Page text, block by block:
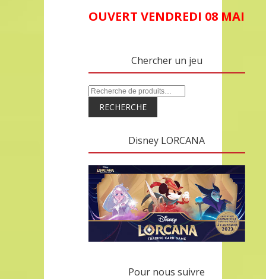
OUVERT VENDREDI 08 MAI
Chercher un jeu
RECHERCHE
Disney LORCANA
Pour nous suivre